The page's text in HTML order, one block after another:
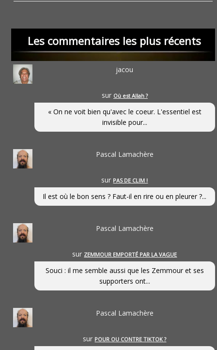
Les commentaires les plus récents
jacou
sur Où est Allah ?
« On ne voit bien qu'avec le coeur. L'essentiel est
invisible pour...
Pascal Lamachère
sur PAS DE CLIM !
Il est où le bon sens ? Faut-il en rire ou en pleurer ?...
Pascal Lamachère
sur ZEMMOUR EMPORTÉ PAR LA VAGUE
Souci : il me semble aussi que les Zemmour et ses
supporters ont...
Pascal Lamachère
sur POUR OU CONTRE TIKTOK ?